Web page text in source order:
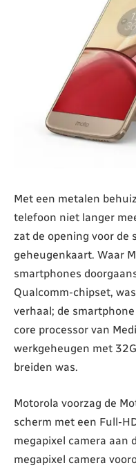
Met een metalen
telefoon niet langer
zat de opening voor de
geheugenkaart. Waar
smartphones
Qualcomm-chipset,
verhaal; de
core processor van
werkgeheugen met
breiden was.
Motorola voorzag de
scherm met een Full-
megapixel camera aan
megapixel camera